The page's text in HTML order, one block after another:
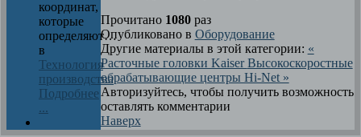
Прочитано 1080раз
Опубликовано в Оборудование
Другие материалы в этой категории: «
Расточные головки KaiserВысокоскоростные
обрабатывающие центры Hi-Net »
Авторизуйтесь, чтобы получить возможность
оставлять комментарии
Наверх
координат,
которые
определяют…
в
Технология
производства
Подробнее
...